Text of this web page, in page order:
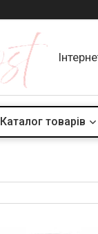
Каталог товарів